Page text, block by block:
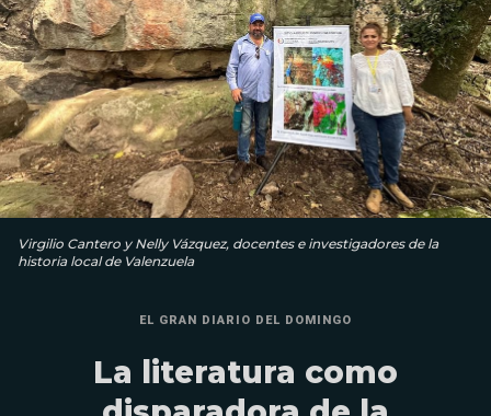
Virgilio Cantero y Nelly Vázquez, docentes e investigadores de la
historia local de Valenzuela
EL GRAN DIARIO DEL DOMINGO
La literatura como